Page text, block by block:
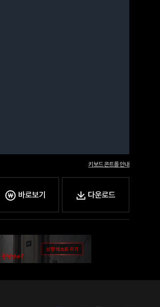
키보드 콘트롤 안내
바로보기 다운로드